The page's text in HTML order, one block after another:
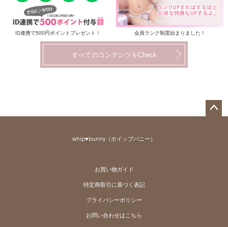
ID連携で500円ポイントプレゼント！ 会員ランク制度始まりました！
すべてのコンテンツをCheck
whip♥bunny（ホイップバニー）
お買い物ガイド
特定商取引に基づく表記
プライバシーポリシー
お問い合わせはこちら